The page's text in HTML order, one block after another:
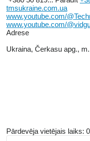
tmsukraine.com.ua
www.youtube.com/
www.youtube.com/
Adrese
Ukraina, Čerkasu apg.,
Pārdevēja vietējais laiks: